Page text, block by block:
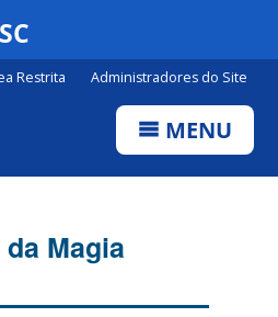
Restrita Administradores do Site
MENU
Magia